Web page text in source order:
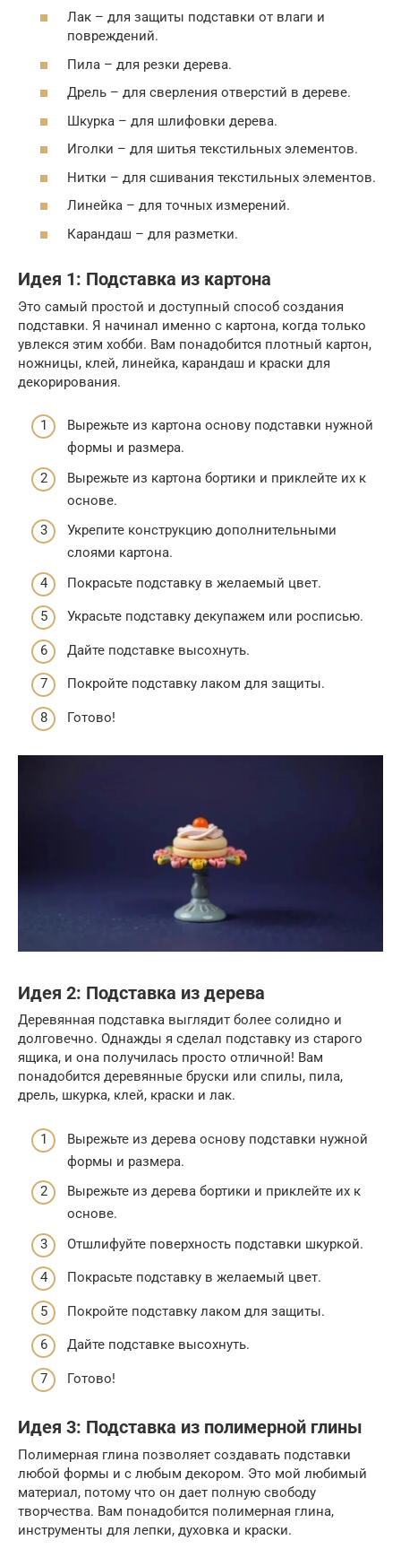
Лак – для защиты подставки от влаги и
повреждений.
Пила – для резки дерева.
Дрель – для сверления отверстий в дереве.
Шкурка – для шлифовки дерева.
Иголки – для шитья текстильных элементов.
Нитки – для сшивания текстильных элементов.
Линейка – для точных измерений.
Карандаш – для разметки.
Идея 1: Подставка из картона
Это самый простой и доступный способ создания
подставки. Я начинал именно с картона, когда только
увлекся этим хобби. Вам понадобится плотный картон,
ножницы, клей, линейка, карандаш и краски для
декорирования.
Вырежьте из картона основу подставки нужной
формы и размера.
Вырежьте из картона бортики и приклейте их к
основе.
Укрепите конструкцию дополнительными
слоями картона.
Покрасьте подставку в желаемый цвет.
Украсьте подставку декупажем или росписью.
Дайте подставке высохнуть.
Покройте подставку лаком для защиты.
Готово!
Идея 2: Подставка из дерева
Деревянная подставка выглядит более солидно и
долговечно. Однажды я сделал подставку из старого
ящика, и она получилась просто отличной! Вам
понадобится деревянные бруски или спилы, пила,
дрель, шкурка, клей, краски и лак.
Вырежьте из дерева основу подставки нужной
формы и размера.
Вырежьте из дерева бортики и приклейте их к
основе.
Отшлифуйте поверхность подставки шкуркой.
Покрасьте подставку в желаемый цвет.
Покройте подставку лаком для защиты.
Дайте подставке высохнуть.
Готово!
Идея 3: Подставка из полимерной глины
Полимерная глина позволяет создавать подставки
любой формы и с любым декором. Это мой любимый
материал, потому что он дает полную свободу
творчества. Вам понадобится полимерная глина,
инструменты для лепки, духовка и краски.